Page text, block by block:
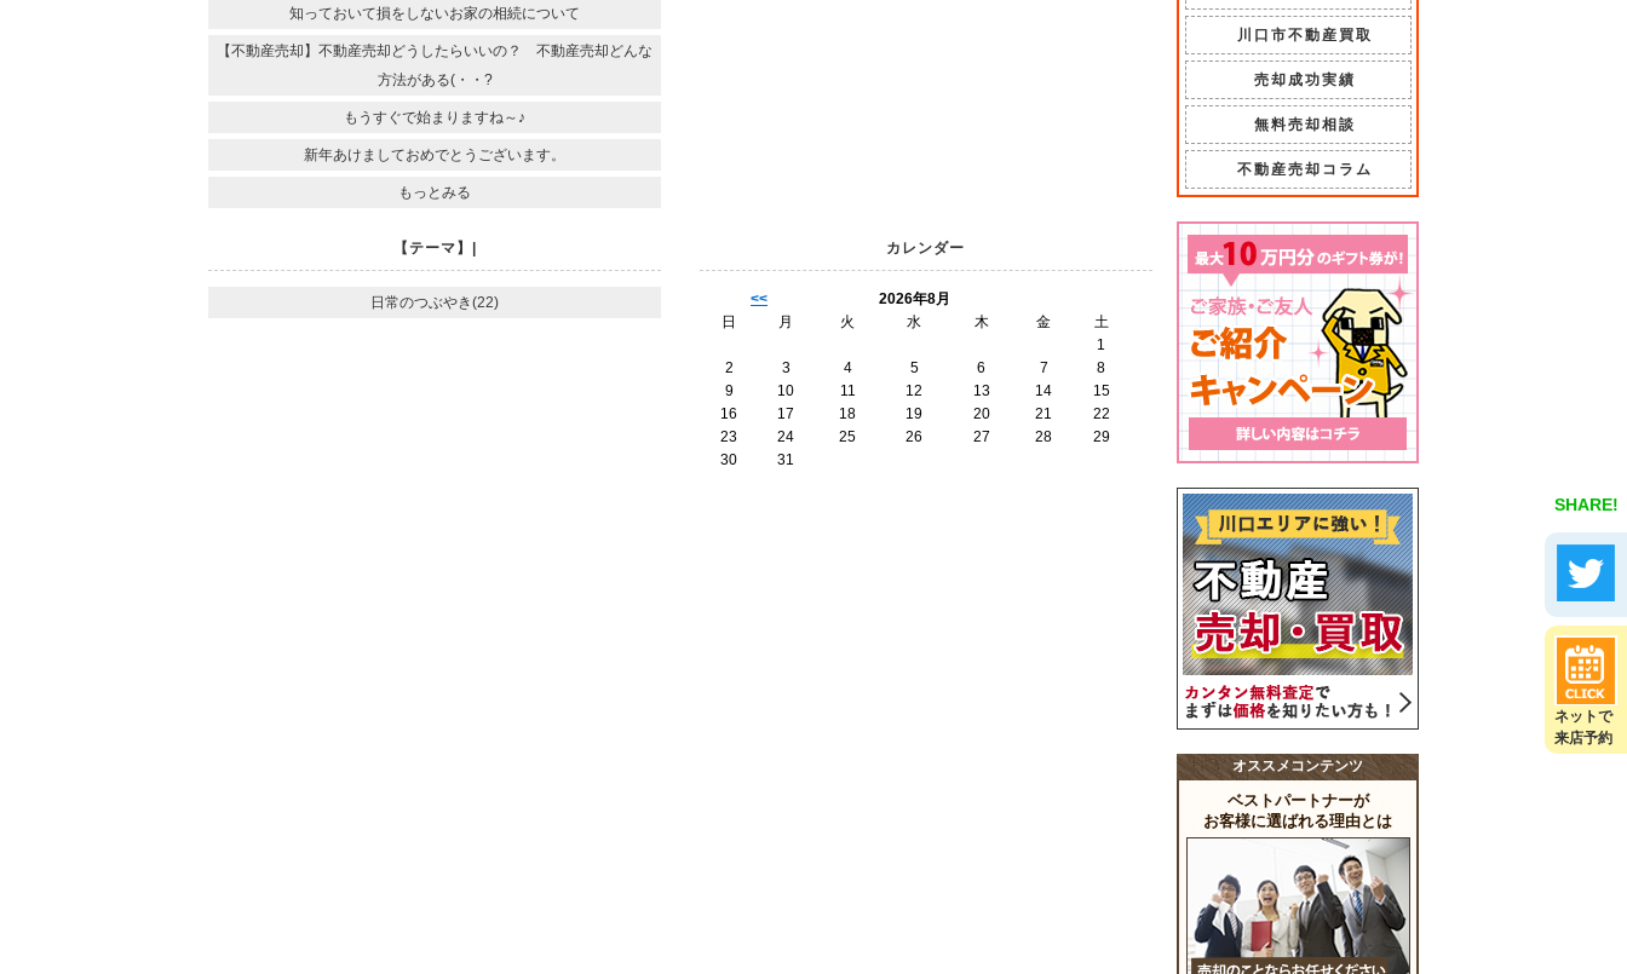
SHARE!
ネットで
来店予約
知っておいて損をしないお家の相続について
【不動産売却】不動産売却どうしたらいいの？ 不動産売却どんな
方法がある(・・?
もうすぐで始まりますね～♪
新年あけましておめでとうございます。
もっとみる
【テーマ】|
日常のつぶやき(22)
カレンダー
<<
2026年8月
日
月 火 水 木 金
土
1
2
3 4 5 6 7
8
9
10 11 12 13 14
15
16
17 18 19 20 21
22
23
24 25 26 27 28
29
30
31
川口市不動産買取
売却成功実績
無料売却相談
不動産売却コラム
オススメコンテンツ
ベストパートナーが
お客様に選ばれる理由とは